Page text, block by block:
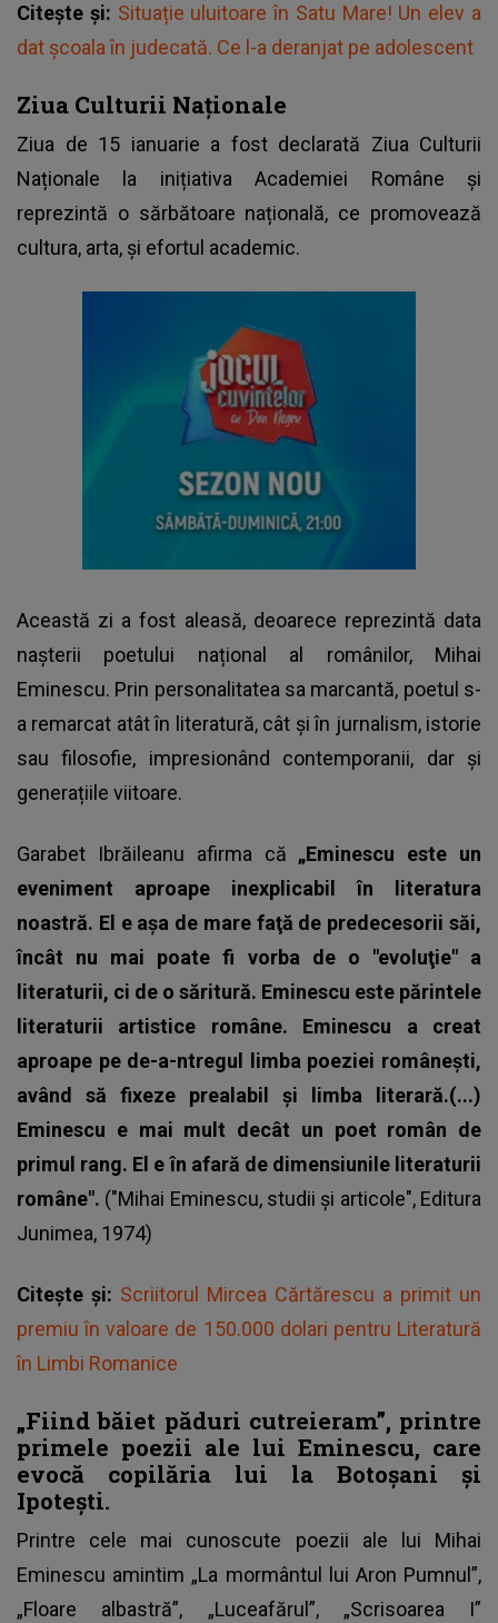
Citește și: Situație uluitoare în Satu Mare! Un elev a
dat școala în judecată. Ce l-a deranjat pe adolescent
Ziua Culturii Naționale
Ziua de 15 ianuarie a fost declarată Ziua Culturii
Naționale la inițiativa Academiei Române și
reprezintă o sărbătoare națională, ce promovează
cultura, arta, și efortul academic.
Această zi a fost aleasă, deoarece reprezintă data
nașterii poetului național al românilor, Mihai
Eminescu. Prin personalitatea sa marcantă, poetul s-
a remarcat atât în literatură, cât şi în jurnalism, istorie
sau filosofie, impresionând contemporanii, dar și
generațiile viitoare.
Garabet Ibrăileanu afirma că „Eminescu este un
eveniment aproape inexplicabil în literatura
noastră. El e aşa de mare faţă de predecesorii săi,
încât nu mai poate fi vorba de o "evoluţie" a
literaturii, ci de o săritură. Eminescu este părintele
literaturii artistice române. Eminescu a creat
aproape pe de-a-ntregul limba poeziei româneşti,
având să fixeze prealabil şi limba literară.(...)
Eminescu e mai mult decât un poet român de
primul rang. El e în afară de dimensiunile literaturii
române". ("Mihai Eminescu, studii şi articole", Editura
Junimea, 1974)
Citește și: Scriitorul Mircea Cărtărescu a primit un
premiu în valoare de 150.000 dolari pentru Literatură
în Limbi Romanice
„Fiind băiet păduri cutreieram”, printre
primele poezii ale lui Eminescu, care
evocă copilăria lui la Botoșani și
Ipotești.
Printre cele mai cunoscute poezii ale lui Mihai
Eminescu amintim „La mormântul lui Aron Pumnul”,
„Floare albastră”, „Luceafărul”, „Scrisoarea I”